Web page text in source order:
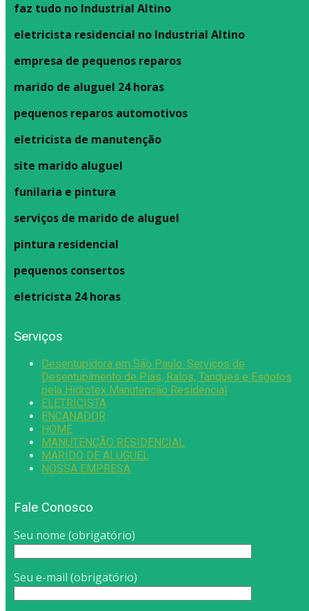
faz tudo no Industrial Altino
eletricista residencial no Industrial Altino
empresa de pequenos reparos
marido de aluguel 24 horas
pequenos reparos automotivos
eletricista de manutenção
site marido aluguel
funilaria e pintura
serviços de marido de aluguel
pintura residencial
pequenos consertos
eletricista 24 horas
Serviços
Desentupidora em São Paulo: Serviços de
Desentupimento de Pias, Ralos, Tanques e Esgotos
pela Hidrotex Manutenção Residencial
ELETRICISTA
ENCANADOR
HOME
MANUTENÇÃO RESIDENCIAL
MARIDO DE ALUGUEL
NOSSA EMPRESA
Fale Conosco
Seu nome (obrigatório)
Seu e-mail (obrigatório)